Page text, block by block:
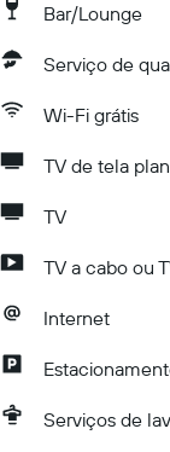
Bar/Lounge
Serviço de
Wi-Fi grátis
TV de tela
TV
TV a cabo ou
Internet
Serviços de